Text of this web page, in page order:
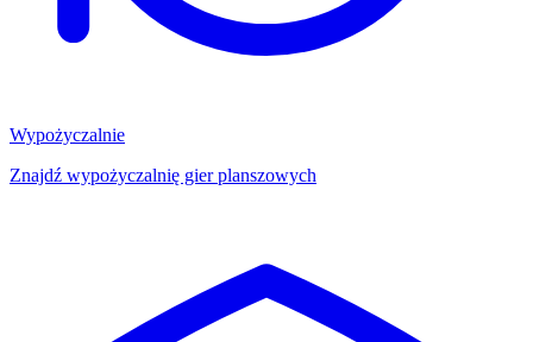
Wypożyczalnie
Znajdź wypożyczalnię gier planszowych